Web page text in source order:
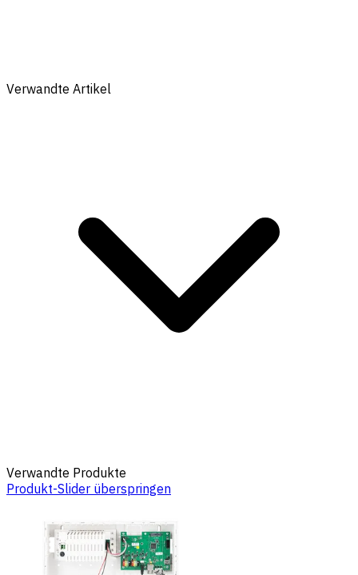
Verwandte Artikel
Verwandte Produkte
Produkt-Slider überspringen